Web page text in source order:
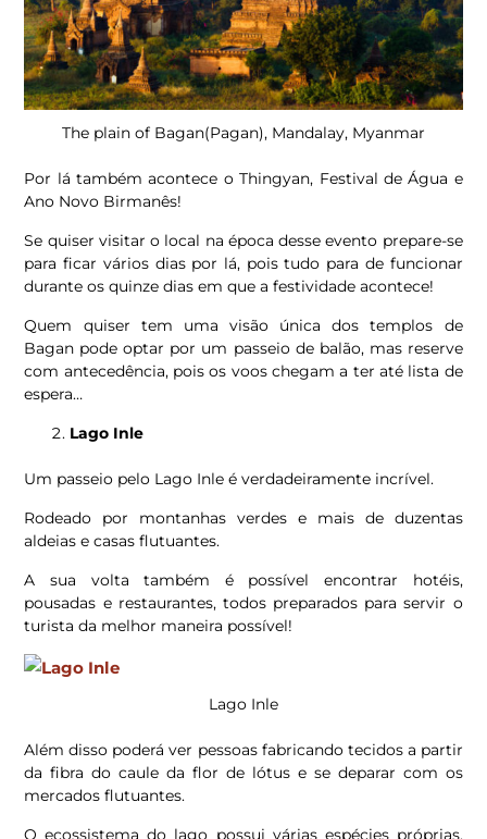
The plain of Bagan(Pagan), Mandalay, Myanmar
Por lá também acontece o Thingyan, Festival de Água e
Ano Novo Birmanês!
Se quiser visitar o local na época desse evento prepare-se
para ficar vários dias por lá, pois tudo para de funcionar
durante os quinze dias em que a festividade acontece!
Quem quiser tem uma visão única dos templos de
Bagan pode optar por um passeio de balão, mas reserve
com antecedência, pois os voos chegam a ter até lista de
espera…
Lago Inle
Um passeio pelo Lago Inle é verdadeiramente incrível.
Rodeado por montanhas verdes e mais de duzentas
aldeias e casas flutuantes.
A sua volta também é possível encontrar hotéis,
pousadas e restaurantes, todos preparados para servir o
turista da melhor maneira possível!
Lago Inle
Além disso poderá ver pessoas fabricando tecidos a partir
da fibra do caule da flor de lótus e se deparar com os
mercados flutuantes.
O ecossistema do lago possui várias espécies próprias,